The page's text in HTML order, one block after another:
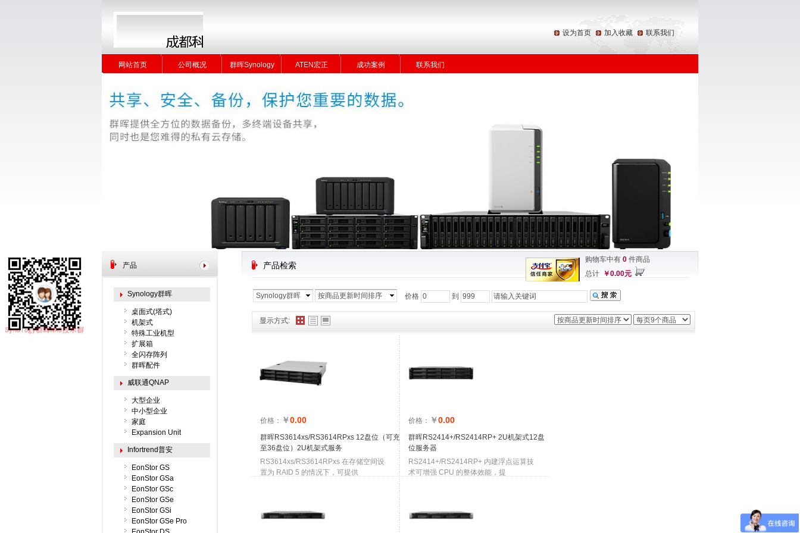
设为首页 加入收藏 联系我们
网站首页 公司概况 群晖Synology ATEN宏正 成功案例 联系我们
网站首页 公司概况 群晖Synology ATEN宏正 成功案例 联系我们
显示方式:
价格： ￥0.00
群晖RS3614xs/​RS3614RPxs 12盘位（可充
至36盘位）2U机架式服务
RS3614xs/RS3614RPxs 在存储空间设
置为 RAID 5 的情况下，可提供
价格： ￥0.00
群晖RS2414+/RS2414RP+ 2U机架式12盘
位服务器
RS2414+/RS2414RP+ 内建浮点运算技
术可增强 CPU 的整体效能，提
产品检索
购物车中有 0 件商品
总计 ￥0.00元
Synology群晖 按商品更新时间排序 价格 到
产品
Synology群晖
桌面式(塔式)
机架式
特殊工业机型
扩展箱
全闪存阵列
群晖配件
威联通QNAP
大型企业
中小型企业
家庭
Expansion Unit
Infortrend普安
EonStor GS
EonStor GSa
EonStor GSc
EonStor GSe
EonStor GSi
EonStor GSe Pro